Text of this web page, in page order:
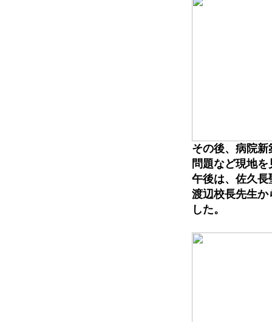
その後、病院
問題など現地
午後は、佐久
渡辺校長先生
した。